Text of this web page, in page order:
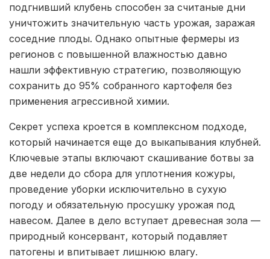
подгнивший клубень способен за считаные дни
уничтожить значительную часть урожая, заражая
соседние плоды. Однако опытные фермеры из
регионов с повышенной влажностью давно
нашли эффективную стратегию, позволяющую
сохранить до 95% собранного картофеля без
применения агрессивной химии.
Секрет успеха кроется в комплексном подходе,
который начинается еще до выкапывания клубней.
Ключевые этапы включают скашивание ботвы за
две недели до сбора для уплотнения кожуры,
проведение уборки исключительно в сухую
погоду и обязательную просушку урожая под
навесом. Далее в дело вступает древесная зола —
природный консервант, который подавляет
патогены и впитывает лишнюю влагу.